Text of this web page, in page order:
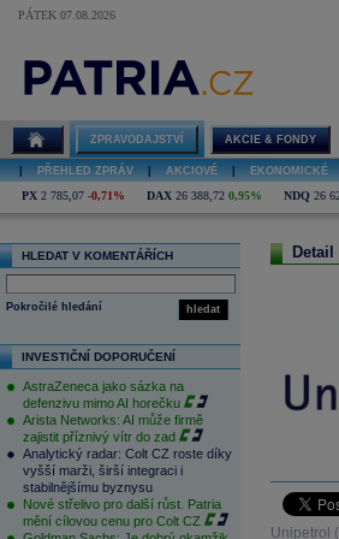
PÁTEK 07.08.2026
ZPRAVODAJSTVÍ AKCIE & FONDY
PŘEHLED ZPRÁV AKCIOVÉ EKONOMICKÉ
PX 2 785,07 -0,71% DAX 26 388,72 0,95% NDQ 26
HLEDAT V KOMENTÁŘÍCH
hledat
Pokročilé hledání
INVESTIČNÍ DOPORUČENÍ
AstraZeneca jako sázka na
defenzivu mimo AI horečku
Arista Networks: AI může firmě
zajistit příznivý vítr do zad
Analytický radar: Colt CZ roste díky
vyšší marži, širší integraci i
stabilnějšímu byznysu
Nové střelivo pro další růst. Patria
mění cílovou cenu pro Colt CZ
Unipetrol